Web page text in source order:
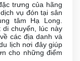
trưng của hãng
vụ đón tại sân
tâm Hạ Long.
chuyển, lúc này
các địa danh và
lịch nơi đây giúp
cho những điểm